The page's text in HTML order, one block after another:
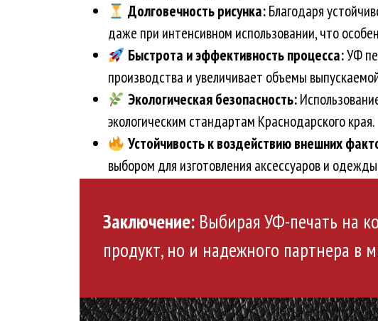
Долговечность рисунка:Благодаря
даже при интенсивном использовании, что
Быстрота и эффективность процесса:УФ
производства и увеличивает объемы
Экологическая безопасность:
экологическим стандартам Краснодарского края.
Устойчивость к воздействию внешних
выбором для изготовления аксессуаров и
Заключение: Выбирая УФ-печать на
продукт, но и надежного партнера в